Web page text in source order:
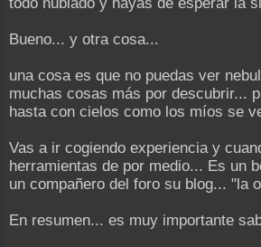
Bueno... y otra cosa...
una cosa es que no puedas ver
muchas cosas más por descubrir...
hasta con cielos como los míos se
Vas a ir cogiendo experiencia y
herramientas de por medio... Es un
un compañero del foro su blog...
En resumen... es muy importante